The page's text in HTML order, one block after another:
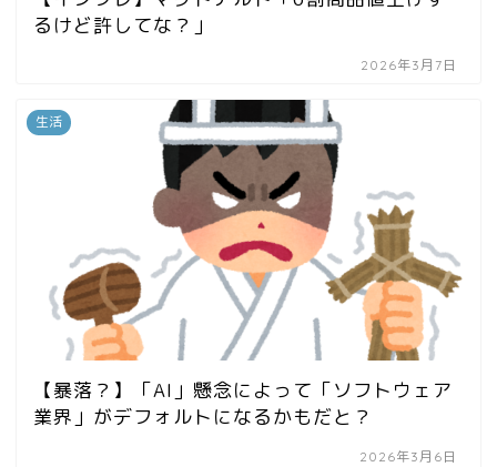
るけど許してな？」
2026年3月7日
生活
【暴落？】「AI」懸念によって「ソフトウェア
業界」がデフォルトになるかもだと？
2026年3月6日